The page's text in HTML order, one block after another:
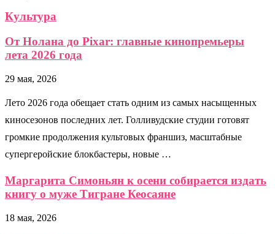
Культура
От Нолана до Pixar: главные кинопремьеры
лета 2026 года
29 мая, 2026
Лето 2026 года обещает стать одним из самых насыщенных
киносезонов последних лет. Голливудские студии готовят
громкие продолжения культовых франшиз, масштабные
супергеройские блокбастеры, новые …
Маргарита Симоньян к осени собирается издать
книгу о муже Тигране Кеосаяне
18 мая, 2026